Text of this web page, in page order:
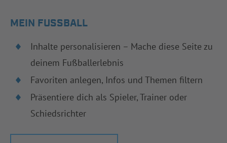
MEIN FUSSBALL
Inhalte personalisieren – Mache diese Seite zu
deinem Fußballerlebnis
Favoriten anlegen, Infos und Themen filtern
Präsentiere dich als Spieler, Trainer oder
Schiedsrichter